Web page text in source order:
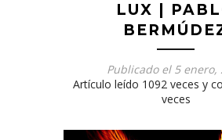
LUX |
Publicado el 5 enero,
Artículo leído 1092veces y
veces